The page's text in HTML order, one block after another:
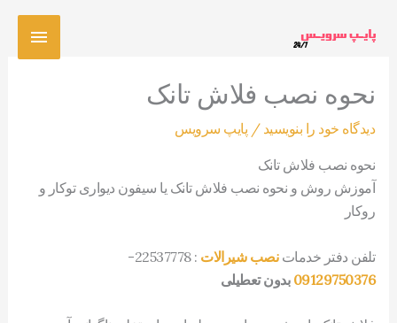
نحوه نصب فلاش تانک
دیدگاه‌ خود را بنویسید / پایپ سرویس
نحوه نصب فلاش تانک
آموزش روش و نحوه نصب فلاش تانک یا سیفون دیواری توکار و
روکار
تلفن دفتر خدماتنصب شیرالات : 22537778-
09129750376 بدون تعطیلی